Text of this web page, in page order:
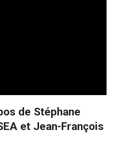
de Stéphane
et Jean-François